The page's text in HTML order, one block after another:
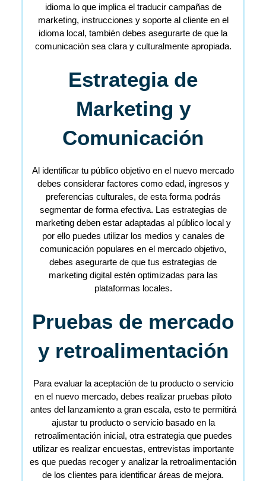
idioma lo que implica el traducir campañas de
marketing, instrucciones y soporte al cliente en el
idioma local, también debes asegurarte de que la
comunicación sea clara y culturalmente apropiada.
Estrategia de
Marketing y
Comunicación
Al identificar tu público objetivo en el nuevo mercado
debes considerar factores como edad, ingresos y
preferencias culturales, de esta forma podrás
segmentar de forma efectiva. Las estrategias de
marketing deben estar adaptadas al público local y
por ello puedes utilizar los medios y canales de
comunicación populares en el mercado objetivo,
debes asegurarte de que tus estrategias de
marketing digital estén optimizadas para las
plataformas locales.
Pruebas de mercado
y retroalimentación
Para evaluar la aceptación de tu producto o servicio
en el nuevo mercado, debes realizar pruebas piloto
antes del lanzamiento a gran escala, esto te permitirá
ajustar tu producto o servicio basado en la
retroalimentación inicial, otra estrategia que puedes
utilizar es realizar encuestas, entrevistas importante
es que puedas recoger y analizar la retroalimentación
de los clientes para identificar áreas de mejora.